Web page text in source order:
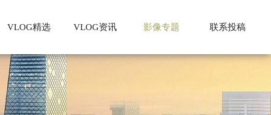
VLOG精选 VLOG资讯 影像专题 联系投稿